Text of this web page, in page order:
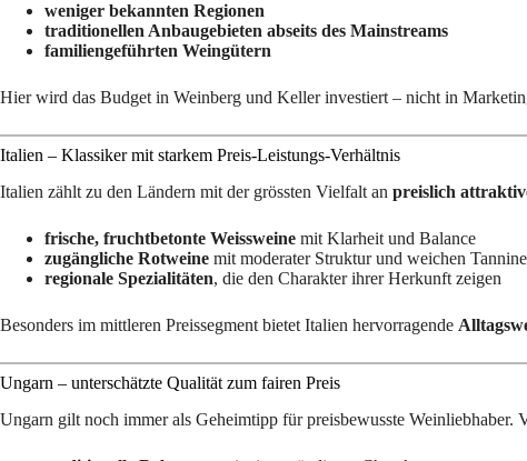
weniger bekannten Regionen
traditionellen Anbaugebieten abseits des Mainstreams
familiengeführten Weingütern
Hier wird das Budget in Weinberg und Keller investiert – nicht in
Italien – Klassiker mit starkem Preis-Leistungs-Verhältnis
Italien zählt zu den Ländern mit der grössten Vielfalt an preislich
frische, fruchtbetonte Weissweine mit Klarheit und Balance
zugängliche Rotweine mit moderater Struktur und weichen
regionale Spezialitäten, die den Charakter ihrer Herkunft zeigen
Besonders im mittleren Preissegment bietet Italien hervorragende
Ungarn – unterschätzte Qualität zum fairen Preis
Ungarn gilt noch immer als Geheimtipp für preisbewusste